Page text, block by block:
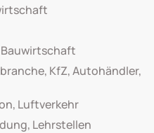
KfZ, Autohändler,
Luftverkehr
Lehrstellen